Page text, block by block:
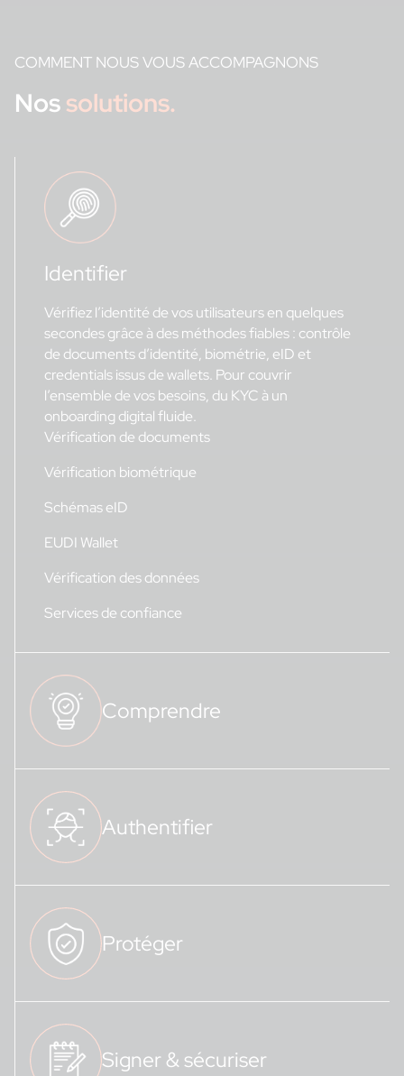
COMMENT NOUS VOUS ACCOMPAGNONS
Nossolutions.
Identifier
Vérifiez l’identité de vos utilisateurs en quelques
secondes grâce à des méthodes fiables : contrôle
de documents d’identité, biométrie, eID et
credentials issus de wallets. Pour couvrir
l’ensemble de vos besoins, du KYC à un
onboarding digital fluide.
Vérification de documents
Vérification biométrique
Schémas eID
EUDI Wallet
Vérification des données
Services de confiance
Comprendre
Authentifier
Protéger
Signer & sécuriser